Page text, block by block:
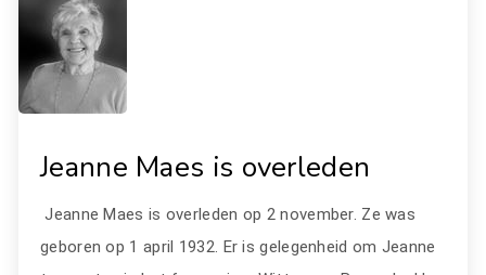
Jeanne Maes is overleden
Jeanne Maes is overleden op 2 november. Ze was
geboren op 1 april 1932. Er is gelegenheid om Jeanne